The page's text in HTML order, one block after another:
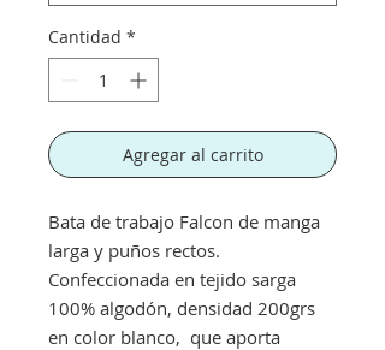
Cantidad *
Agregar al carrito
Bata de trabajo Falcon de manga
larga y puños rectos.
Confeccionada en tejido sarga
100% algodón, densidad 200grs
en color blanco, que aporta